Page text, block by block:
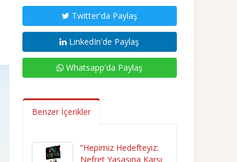
Twitter'da Paylaş
LinkedIn'de Paylaş
Whatsapp'da Paylaş
Benzer İçerikler
“Hepimiz Hedefteyiz:
Nefret Yasasına Karşı